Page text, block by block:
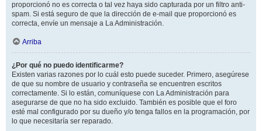
proporcionó no es correcta o tal vez haya sido capturada por un filtro anti-
spam. Si está seguro de que la dirección de e-mail que proporcionó es
correcta, envíe un mensaje a La Administración.
Arriba
¿Por qué no puedo identificarme?
Existen varias razones por lo cuál esto puede suceder. Primero, asegúrese
de que su nombre de usuario y contraseña se encuentren escritos
correctamente. Si lo están, comuníquese con La Administración para
asegurarse de que no ha sido excluido. También es posible que el foro
esté mal configurado por su dueño y/o tenga fallos en la programación, por
lo que necesitaría ser reparado.